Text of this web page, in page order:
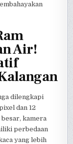
Air!
dilengkapi
dan 12
kamera
perbedaan
yang lebih